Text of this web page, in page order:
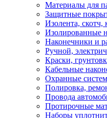
Материалы для
Защитные
Изолента,
Изолированные
Наконечники и
Ручной,
Краски,
Кабельные
Охранные
Полировка,
Провода
Протирочные
Наборы